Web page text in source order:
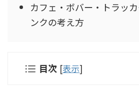
カフェ・ボバー・トラッ
ンクの考え方
目次 [表示]